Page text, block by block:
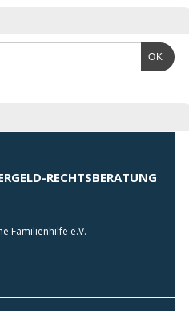
OK
RECHTSBERATUNG
Familienhilfe e.V.